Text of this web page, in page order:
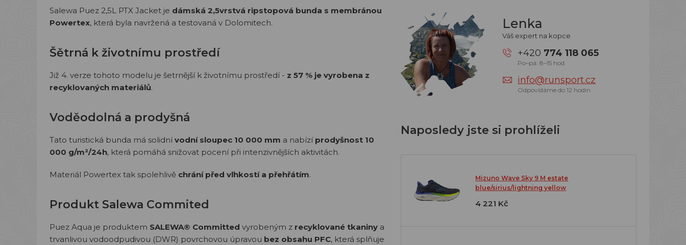
Salewa Puez 2,5L PTX Jacket je dámská 2,5vrstvá ripstopová bunda s membránou
Powertex, která byla navržená a testovaná v Dolomitech.
Šětrná k životnímu prostředí
Již 4. verze tohoto modelu je šetrnější k životnímu prostředí - z 57 % je vyrobena z
recyklovaných materiálů.
Voděodolná a prodyšná
Tato turistická bunda má solidnívodní sloupec 10 000 mm a nabízí prodyšnost 10
000 g/m²/24h, která pomáhá snižovat pocení při intenzivnějších aktivitách.
Materiál Powertex tak spolehlivě chrání před vlhkostí a přehřátím.
Produkt Salewa Commited
Puez Aqua je produktem SALEWA® Committed vyrobeným z recyklované tkaniny a
trvanlivou vodoodpudivou (DWR) povrchovou úpravou bez obsahu PFC, která splňuje
Lenka
Váš expert na kopce
+420 774 118 065
Po–pá: 8–15 hod.
info@runsport.cz
Odpovídáme do 12 hodin
Naposledy jste si prohlíželi
Mizuno Wave Sky 9 M estate
blue/sirius/lightning yellow
4 221 Kč